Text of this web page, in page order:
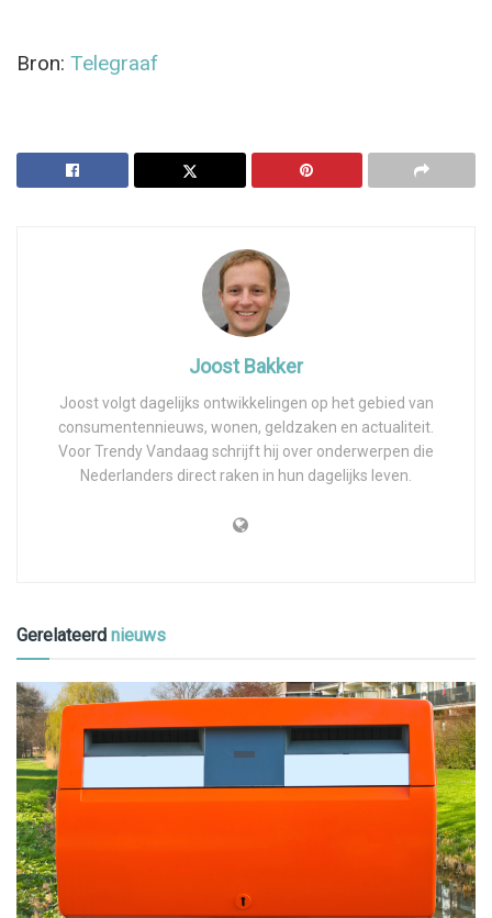
Bron: Telegraaf
Joost Bakker
Joost volgt dagelijks ontwikkelingen op het gebied van
consumentennieuws, wonen, geldzaken en actualiteit.
Voor Trendy Vandaag schrijft hij over onderwerpen die
Nederlanders direct raken in hun dagelijks leven.
Gerelateerd nieuws